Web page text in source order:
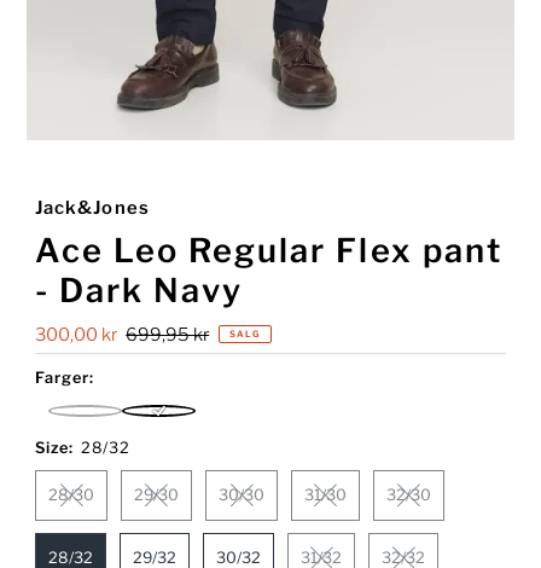
Jack&Jones
Ace Leo Regular Flex pant
- Dark Navy
Salgspris
300,00 kr Ordinær
pris
699,95 kr SALG
Farger:
Black
Dark
Navy
Size: 28/32
28/30 29/30 30/30 31/30 32/30
28/32 29/32 30/32 31/32 32/32